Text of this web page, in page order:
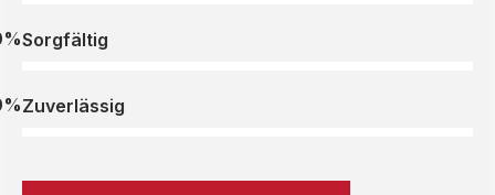
Sorgfältig
Zuverlässig